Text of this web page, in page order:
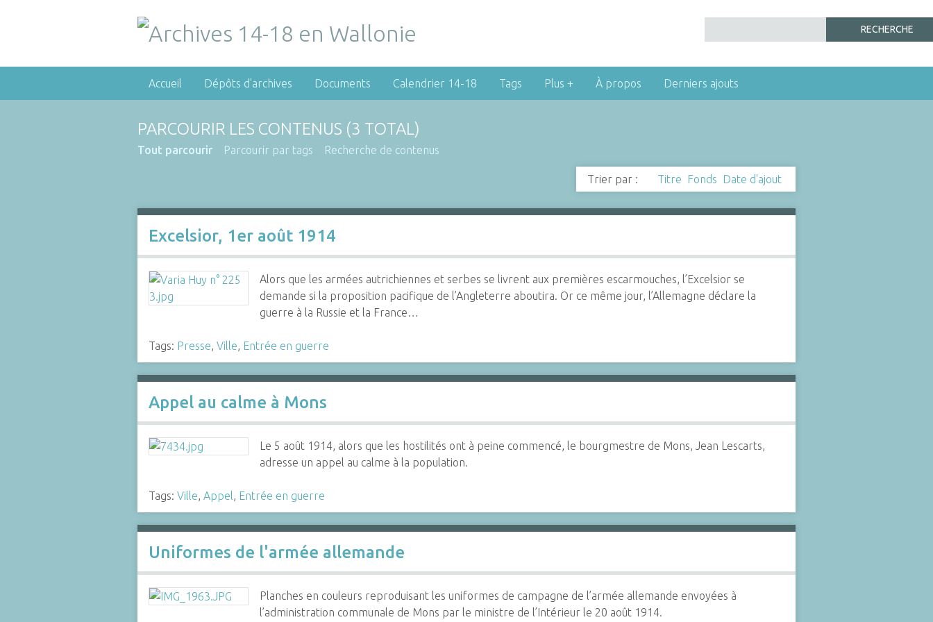
Accueil Dépôts d'archives Documents Calendrier 14-18 Tags Plus + À propos Derniers ajouts
PARCOURIR LES CONTENUS (3 TOTAL)
Tout parcourir Parcourir par tags Recherche de contenus
Trier par : Titre Fonds Date d'ajout
Excelsior, 1er août 1914
Alors que les armées autrichiennes et serbes se livrent aux premières escarmouches, l’Excelsior se
demande si la proposition pacifique de l’Angleterre aboutira. Or ce même jour, l’Allemagne déclare la
guerre à la Russie et la France…
Tags: Presse, Ville, Entrée en guerre
Appel au calme à Mons
Le 5 août 1914, alors que les hostilités ont à peine commencé, le bourgmestre de Mons, Jean Lescarts,
adresse un appel au calme à la population.
Tags: Ville, Appel, Entrée en guerre
Uniformes de l'armée allemande
Planches en couleurs reproduisant les uniformes de campagne de l’armée allemande envoyées à
l’administration communale de Mons par le ministre de l’Intérieur le 20 août 1914.